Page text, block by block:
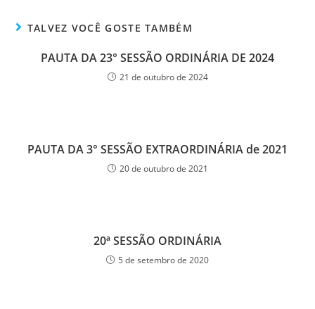
TALVEZ VOCÊ GOSTE TAMBÉM
PAUTA DA 23° SESSÃO ORDINÁRIA DE 2024
21 de outubro de 2024
PAUTA DA 3° SESSÃO EXTRAORDINÁRIA de 2021
20 de outubro de 2021
20ª SESSÃO ORDINÁRIA
5 de setembro de 2020